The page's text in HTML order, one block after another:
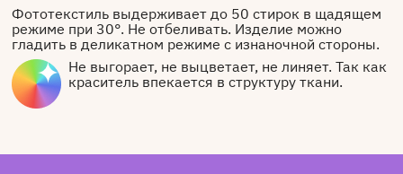
Фототекстиль выдерживает до 50 стирок в щадящем
режиме при 30°. Не отбеливать. Изделие можно
гладить в деликатном режиме с изнаночной стороны.
Не выгорает, не выцветает, не линяет. Так как
краситель впекается в структуру ткани.